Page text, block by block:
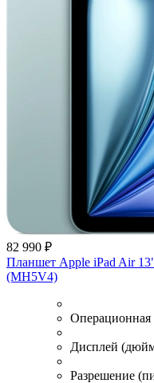
82 990 ₽
Планшет Apple iPad Air
(MH5V4)
Операционная
Дисплей
Разрешение